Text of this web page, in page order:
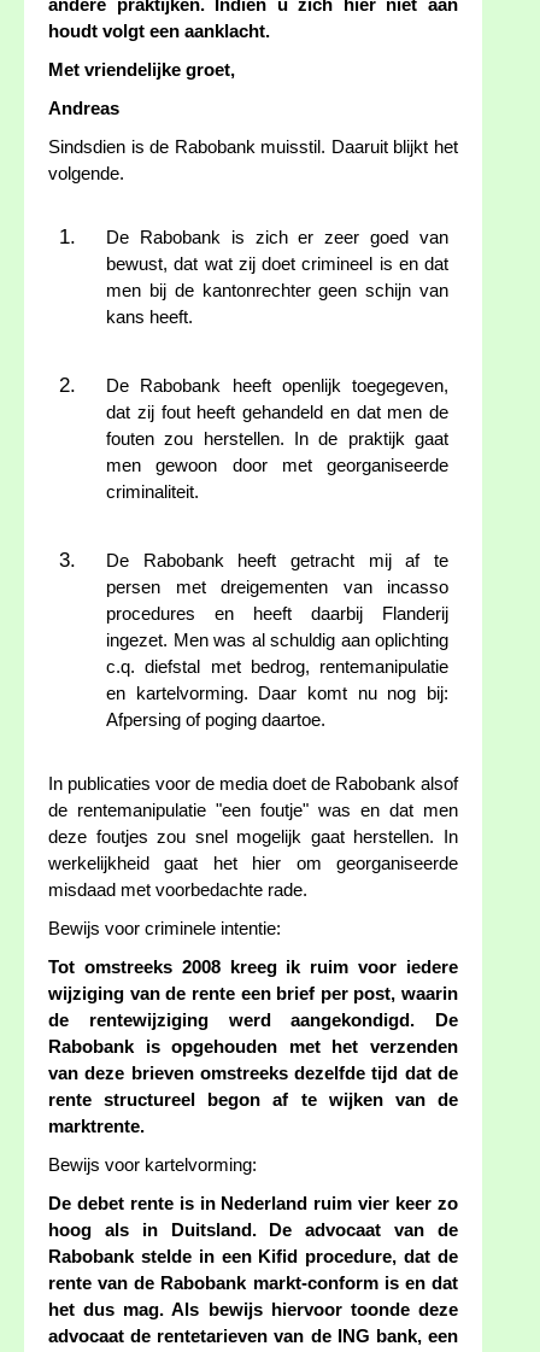
andere praktijken. Indien u zich hier niet aan
houdt volgt een aanklacht.
Met vriendelijke groet,
Andreas
Sindsdien is de Rabobank muisstil. Daaruit blijkt het
volgende.
De Rabobank is zich er zeer goed van
bewust, dat wat zij doet crimineel is en dat
men bij de kantonrechter geen schijn van
kans heeft.
De Rabobank heeft openlijk toegegeven,
dat zij fout heeft gehandeld en dat men de
fouten zou herstellen. In de praktijk gaat
men gewoon door met georganiseerde
criminaliteit.
De Rabobank heeft getracht mij af te
persen met dreigementen van incasso
procedures en heeft daarbij Flanderij
ingezet. Men was al schuldig aan oplichting
c.q. diefstal met bedrog, rentemanipulatie
en kartelvorming. Daar komt nu nog bij:
Afpersing of poging daartoe.
In publicaties voor de media doet de Rabobank alsof
de rentemanipulatie "een foutje" was en dat men
deze foutjes zou snel mogelijk gaat herstellen. In
werkelijkheid gaat het hier om georganiseerde
misdaad met voorbedachte rade.
Bewijs voor criminele intentie:
Tot omstreeks 2008 kreeg ik ruim voor iedere
wijziging van de rente een brief per post, waarin
de rentewijziging werd aangekondigd. De
Rabobank is opgehouden met het verzenden
van deze brieven omstreeks dezelfde tijd dat de
rente structureel begon af te wijken van de
marktrente.
Bewijs voor kartelvorming:
De debet rente is in Nederland ruim vier keer zo
hoog als in Duitsland. De advocaat van de
Rabobank stelde in een Kifid procedure, dat de
rente van de Rabobank markt-conform is en dat
het dus mag. Als bewijs hiervoor toonde deze
advocaat de rentetarieven van de ING bank, een